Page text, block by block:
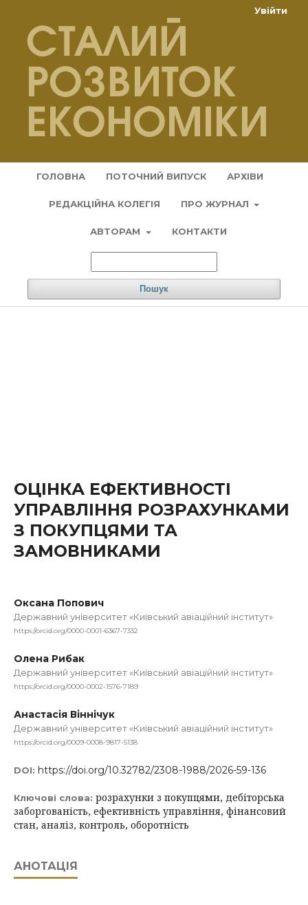
ГОЛОВНА ПОТОЧНИЙ ВИПУСК АРХІВИ
РЕДАКЦІЙНА КОЛЕГІЯ ПРО ЖУРНАЛ
АВТОРАМ КОНТАКТИ
Пошук
Увійти
ОЦІНКА ЕФЕКТИВНОСТІ
УПРАВЛІННЯ РОЗРАХУНКАМИ
З ПОКУПЦЯМИ ТА
ЗАМОВНИКАМИ
Оксана Попович
Державний університет «Київський авіаційний інститут»
https://orcid.org/0000-0001-6367-7332
Олена Рибак
Державний університет «Київський авіаційний інститут»
https://orcid.org/0000-0002-1576-7189
Анастасія Віннічук
Державний університет «Київський авіаційний інститут»
https://orcid.org/0009-0008-9817-5138
DOI: https://doi.org/10.32782/2308-1988/2026-59-136
Ключові слова: розрахунки з покупцями, дебіторська
заборгованість, ефективність управління, фінансовий
стан, аналіз, контроль, оборотність
АНОТАЦІЯ